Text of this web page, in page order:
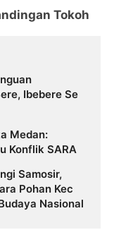
Tokoh
Ibebere Se
Medan:
Konflik SARA
Samosir,
Pohan Kec
Nasional